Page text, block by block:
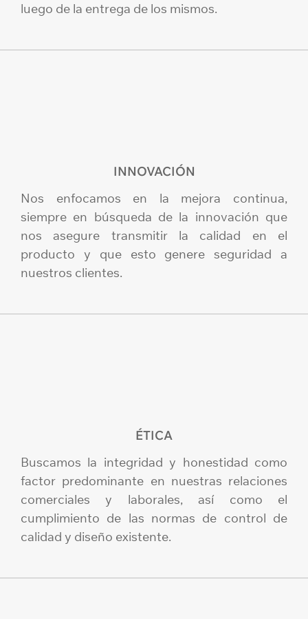
luego de la entrega de los mismos.
INNOVACIÓN
Nos enfocamos en la mejora continua,
siempre en búsqueda de la innovación que
nos asegure transmitir la calidad en el
producto y que esto genere seguridad a
nuestros clientes.
ÉTICA
Buscamos la integridad y honestidad como
factor predominante en nuestras relaciones
comerciales y laborales, así como el
cumplimiento de las normas de control de
calidad y diseño existente.